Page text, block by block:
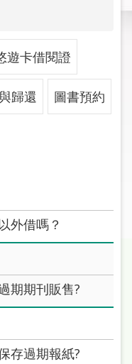
遊卡借閱證
歸還 圖書預約
外借嗎？
期期刊販售?
存過期報紙?